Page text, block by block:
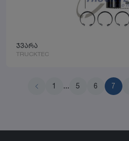
ჯვარა
TRUCKTEC
1 ... 5 6 7